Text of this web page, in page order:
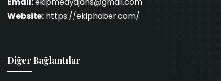
Email:ekipmedyajans@gmail.com
Website: https://ekiphaber.com/
Diğer Bağlantılar